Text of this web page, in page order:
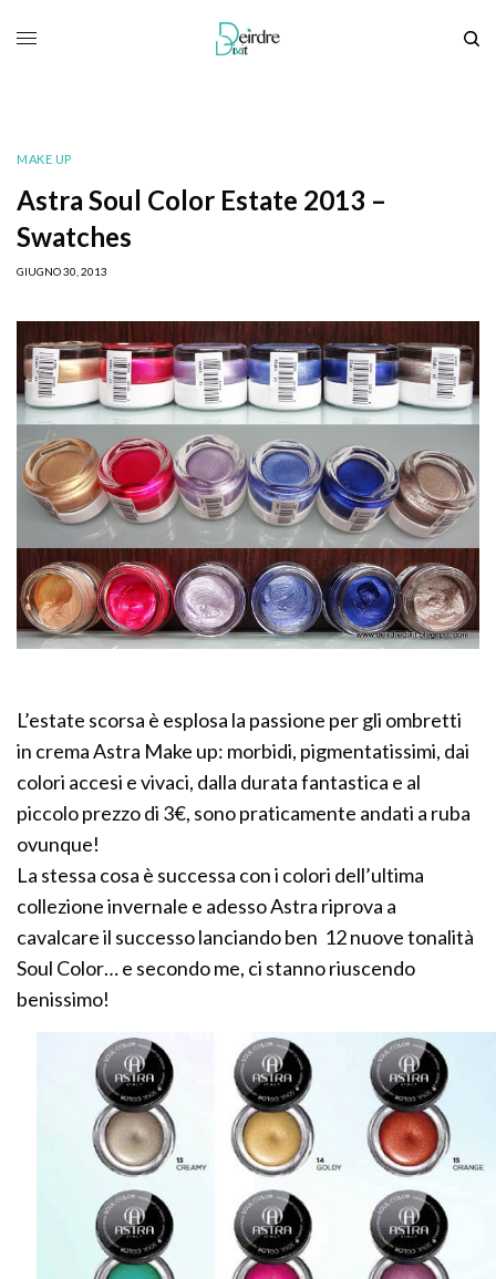
MAKE UP
Astra Soul Color Estate 2013 –
Swatches
GIUGNO 30, 2013
L’estate scorsa è esplosa la passione per gli ombretti
in crema Astra Make up: morbidi, pigmentatissimi, dai
colori accesi e vivaci, dalla durata fantastica e al
piccolo prezzo di 3€, sono praticamente andati a ruba
ovunque!
La stessa cosa è successa con i colori dell’ultima
collezione invernale e adesso Astra riprova a
cavalcare il successo lanciando ben 12 nuove tonalità
Soul Color… e secondo me, ci stanno riuscendo
benissimo!